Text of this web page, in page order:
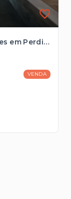
Apartamento à venda 127m², 3 suítes em Perdizes próximo ao Shopping Bourbon
VENDA